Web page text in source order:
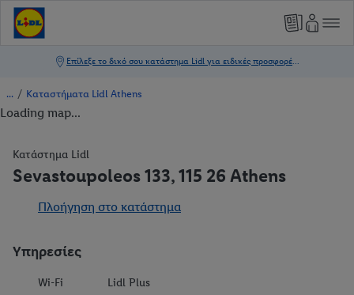
/ Καταστήματα Lidl Athens
Loading map...
Κατάστημα Lidl
Sevastoupoleos 133, 115 26 Athens
Πλοήγηση στο κατάστημα
Υπηρεσίες
Wi-Fi Lidl Plus